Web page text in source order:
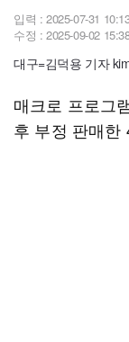
입력 : 2025-07-31
수정 : 2025-09-02
대구=김덕용 기자
매크로 프로그
후 부정 판매한